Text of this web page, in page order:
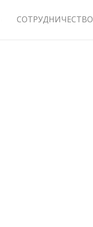
СОТРУДНИЧЕСТВО